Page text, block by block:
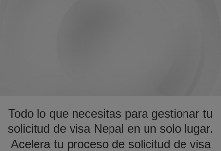
Todo lo que necesitas para gestionar tu
solicitud de visa Nepal en un solo lugar.
Acelera tu proceso de solicitud de visa